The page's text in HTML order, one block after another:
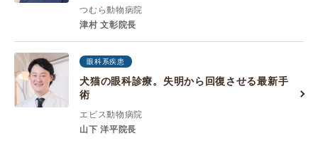
つむら動物病院
津村 文彰院長
眼科系疾患
犬猫の眼科診療。失明から回復させる最新手
術
エビス動物病院
山下 洋平院長